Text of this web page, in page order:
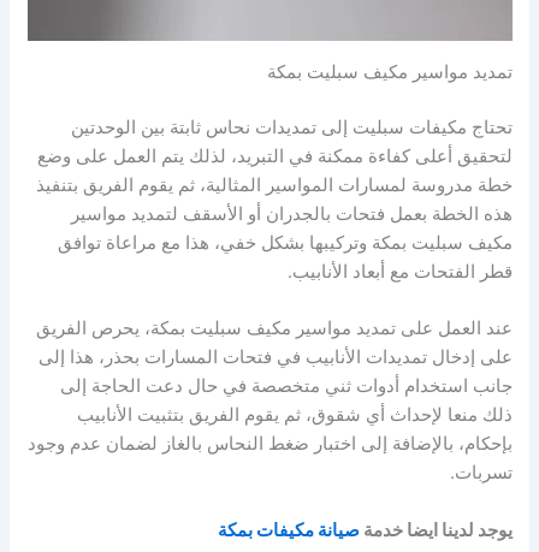
تمديد مواسير مكيف سبليت بمكة
تحتاج مكيفات سبليت إلى تمديدات نحاس ثابتة بين الوحدتين
لتحقيق أعلى كفاءة ممكنة في التبريد، لذلك يتم العمل على وضع
خطة مدروسة لمسارات المواسير المثالية، ثم يقوم الفريق بتنفيذ
هذه الخطة بعمل فتحات بالجدران أو الأسقف لتمديد مواسير
مكيف سبليت بمكة وتركيبها بشكل خفي، هذا مع مراعاة توافق
قطر الفتحات مع أبعاد الأنابيب.
عند العمل على تمديد مواسير مكيف سبليت بمكة، يحرص الفريق
على إدخال تمديدات الأنابيب في فتحات المسارات بحذر، هذا إلى
جانب استخدام أدوات ثني متخصصة في حال دعت الحاجة إلى
ذلك منعا لإحداث أي شقوق، ثم يقوم الفريق بتثبيت الأنابيب
بإحكام، بالإضافة إلى اختبار ضغط النحاس بالغاز لضمان عدم وجود
تسربات.
يوجد لدينا ايضا خدمةصيانة مكيفات بمكة